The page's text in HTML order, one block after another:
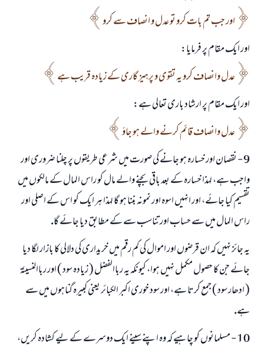
اور جب تم بات كرو تو عدل و انصاف سے كرو
اور ايك مقام پر فرمايا:
عدل وانصاف كرو يہ تقوى و پرہيز گارى كے زيادہ قريب ہے
اور ايك مقام پر ارشاد بارى تعالى ہے:
عدل وانصاف قائم كرنے والے ہو جاؤ
9 - نقصان اور خسارہ ہو جانے كى صورت ميں شرعى طريقوں پر چلنا ضرورى اور
واجب ہے، لہذا خسارہ كے بعد باقى بچنے والے مال كو راس المال كے مالكوں ميں
تقسيم كيا جائے، اور انہيں اسوہ اور نمونہ بننا ہو گا لہذا ہر ايك كو اس كے اصلى اور
راس المال ميں سے حساب اور تناسب سے كے مطابق ديا جائے گا.
يہ جائز نہيں كہ ان قرضوں اور اموال كى كم رقم ميں خريدارى كى دلالى كا بازار لگا ديا
جائے جن كا حصول مكمل نہيں ہوا، كيونكہ يہ رباالفضل ( زيادہ سود ) اور رباالنسيئۃ
( ادھار سود ) جمع كرتا ہے، اور سود خورى اكبر الكبائر يعنى كبيرہ گناہوں ميں سے
ہے.
10 - مسلمانوں كو چاہيے كہ وہ اپنے سينے ايك دوسرے كے ليے كشادہ كريں،